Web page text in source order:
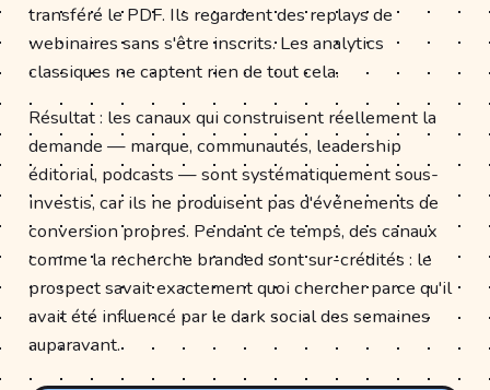
transféré le PDF. Ils regardent des replays de
webinaires sans s'être inscrits. Les analytics
classiques ne captent rien de tout cela.
Résultat : les canaux qui construisent réellement la
demande — marque, communautés, leadership
éditorial, podcasts — sont systématiquement sous-
investis, car ils ne produisent pas d'événements de
conversion propres. Pendant ce temps, des canaux
comme la recherche branded sont sur-crédités : le
prospect savait exactement quoi chercher parce qu'il
avait été influencé par le dark social des semaines
auparavant.